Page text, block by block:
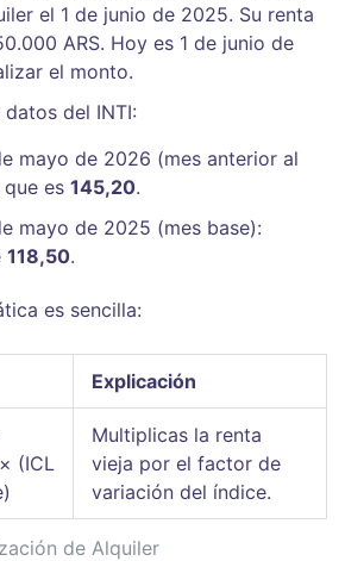
el 1 de junio de 2025. Su renta
ARS. Hoy es 1 de junio de
el monto.
del INTI:
mayo de 2026 (mes anterior al
es 145,20.
mayo de 2025 (mes base):
118,50.
es sencilla:
de Alquiler
Explicación
(ICL
Multiplicas la renta
vieja por el factor de
variación del índice.